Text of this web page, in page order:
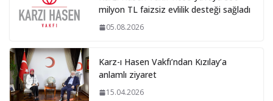
milyon TL faizsiz evlilik desteği sağladı
05.08.2026
Karz-ı Hasen Vakfı’ndan Kızılay’a
anlamlı ziyaret
15.04.2026